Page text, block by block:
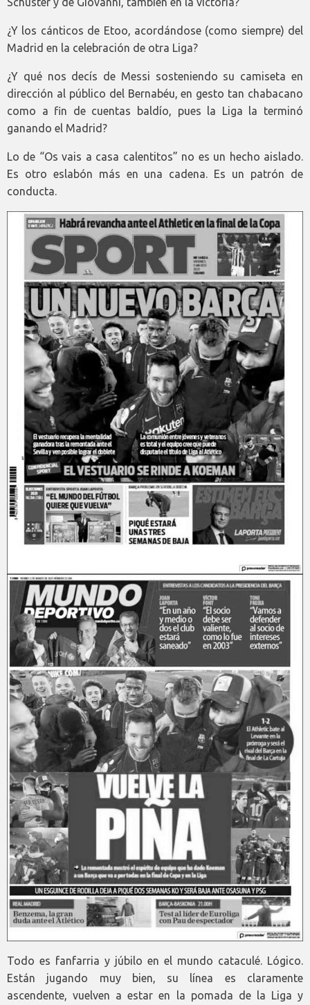
¿Y los cánticos de Etoo, acordándose (como siempre) del
Madrid en la celebración de otra Liga?
¿Y qué nos decís de Messi sosteniendo su camiseta en
dirección al público del Bernabéu, en gesto tan chabacano
como a fin de cuentas baldío, pues la Liga la terminó
ganando el Madrid?
Lo de “Os vais a casa calentitos” no es un hecho aislado.
Es otro eslabón más en una cadena. Es un patrón de
conducta.
Todo es fanfarria y júbilo en el mundo cataculé. Lógico.
Están jugando muy bien, su línea es claramente
ascendente, vuelven a estar en la pomada de la Liga y